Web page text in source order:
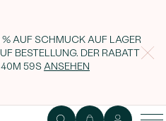
AUF SCHMUCK AUF LAGER
BESTELLUNG. DER RABATT
40M 58S ANSEHEN